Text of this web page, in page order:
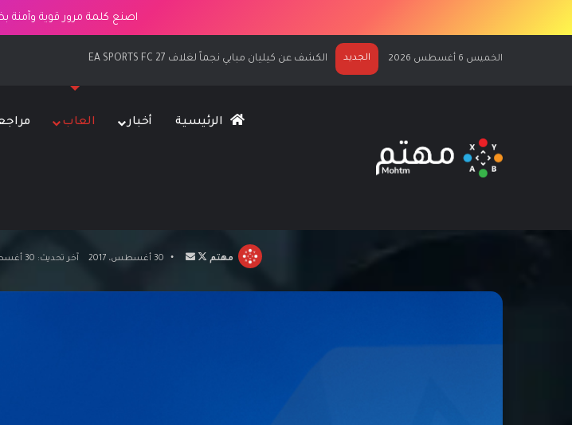
اصنع كلمة مرور قوية
الخميس 6 أغسطس 2026 الجديد مراجعة وتقييم لعبة Assassin’s Creed Black Flag Resynced
الرئيسية أخبار العاب
مهتم
تابع أرسل30 أغسطس، 2017 آخر تحديث: 30 أغسطس، 2017